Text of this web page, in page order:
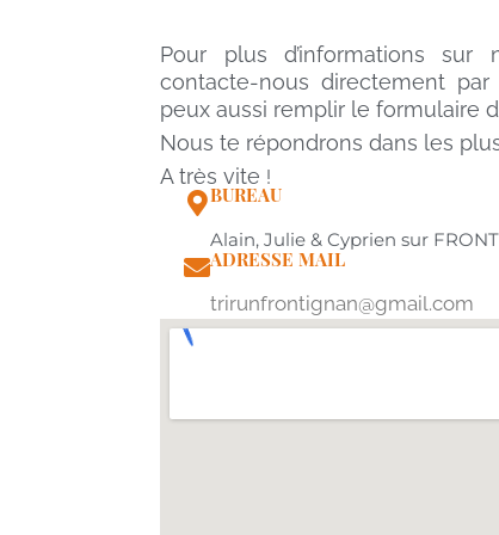
Pour plus d’informations
contacte-nous directement
peux aussi remplir le formulaire
Nous te répondrons dans les
A très vite !
BUREAU
Alain, Julie & Cyprien sur
ADRESSE MAIL
trirunfrontignan@gmail.com